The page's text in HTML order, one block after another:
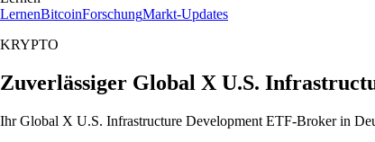
LernenBitcoinForschungMarkt-Updates
KRYPTO
Zuverlässiger Global X U.S.
Ihr Global X U.S. Infrastructure Development ETF-Broker in